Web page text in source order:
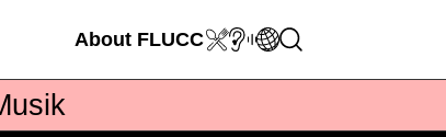
About FLUCC